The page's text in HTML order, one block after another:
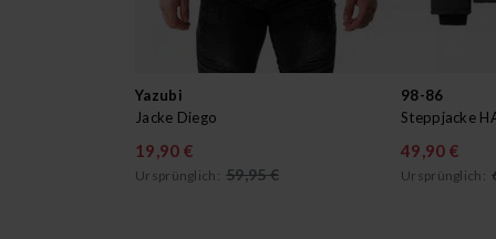
Yazubi
Jacke Diego
19,90 €
Ursprünglich: 59,95 €
98-86
Steppjacke
49,90 €
Ursprünglich: